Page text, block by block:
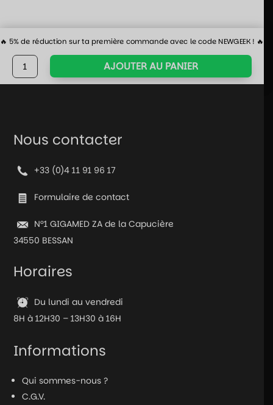
🔥 5% de réduction sur ta première commande avec le code NEWGEEK ! 🔥
quantité
de
Cactus
AJOUTER AU PANIER
Nous contacter
+33 (0)4 11 91 96 17
Formulaire de contact
N°1 GIGAMED ZA de la Capucière
34550 BESSAN
Horaires
Du lundi au vendredi
8H à 12H30 – 13H30 à 16H
Informations
Qui sommes-nous ?
C.G.V.